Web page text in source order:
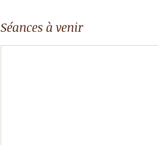
Séances à venir